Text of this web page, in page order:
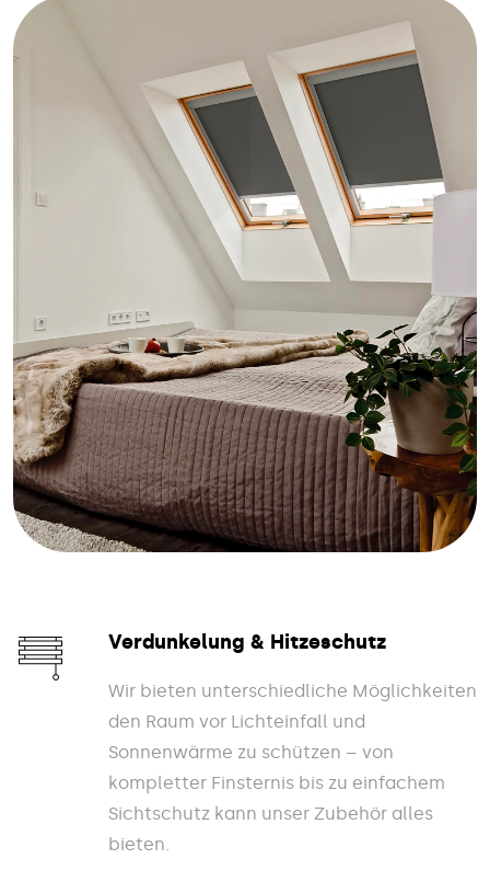
Verdunkelung & Hitzeschutz
Wir bieten unterschiedliche Möglichkeiten
den Raum vor Lichteinfall und
Sonnenwärme zu schützen – von
kompletter Finsternis bis zu einfachem
Sichtschutz kann unser Zubehör alles
bieten.